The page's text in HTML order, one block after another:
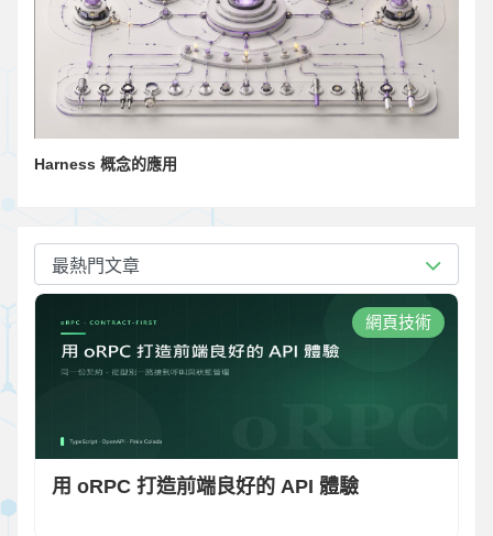
Harness 概念的應用
最熱門文章
網頁技術
用 oRPC 打造前端良好的 API 體驗